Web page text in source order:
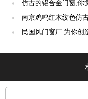
●
仿古的铝合金门窗,你
【冠墅阳光】
●
南京鸡鸣红木纹色仿
光】
●
民国风门窗厂 为你创造尊贵别致的空间【冠